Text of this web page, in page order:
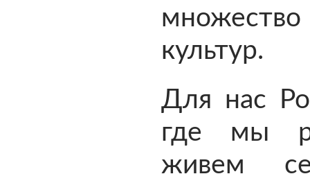
множество
культур.
Для нас
где мы
живем